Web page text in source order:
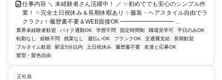
仕事内容 ＼ 未経験者さん活躍中！ ／ ✨初めてでも安心のシンプル作
業！ ✨完全土日祝休み＆長期休暇あり ✨服装・ヘアスタイル自由でラ
クラク♪ ✨履歴書不要＆WEB面接OK ━━━━━━━━━ ...
業界未経験者歓迎 バイク通勤OK 学歴不問 固定時間制 職場見学可
平日のみOK
転勤なし
経験不問 残業なし 週払いOK ブランクOK 交通費支給
長期歓迎
フルタイム歓迎
駅近5分以内 土日祝休み 履歴書不要
友達と応募OK
髪型・髪色自由
正社員